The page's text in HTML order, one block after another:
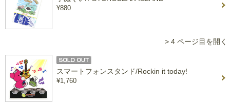
¥880
> 4 ページ目を開く
スマートフォンスタンド/Rockin it today!
¥1,760